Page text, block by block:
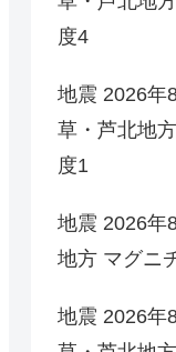
度4
地震 2026年
草・芦北地
度1
地震 2026年
地方 マグニ
地震 2026年